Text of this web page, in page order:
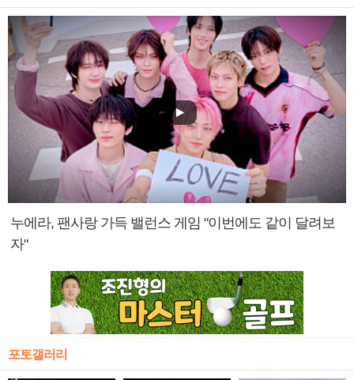
누에라, 팬사랑 가득 밸런스 게임 "이번에도 같이 달려보
자"
포토갤러리